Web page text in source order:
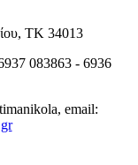
ΤΚ 34013
083863 - 6936
email: